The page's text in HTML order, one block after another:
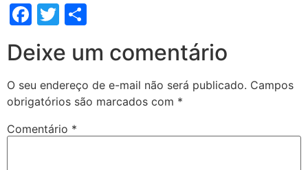
Facebook
Twitter
Deixe um comentário
O seu endereço de e-mail não será publicado. Campos
obrigatórios são marcados com *
Comentário *